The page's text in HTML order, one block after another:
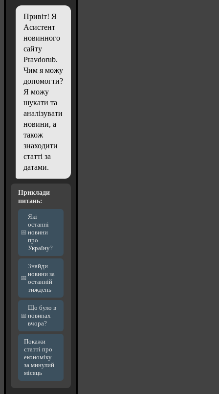
Привіт! Я
Асистент
новинного
сайту
Pravdorub.
Чим я можу
допомогти?
Я можу
шукати та
аналізувати
новини, а
також
знаходити
статті за
датами.
Приклади
питань:
Які
останні
новини
про
Україну?
Знайди
новини за
останній
тиждень
Що було в
новинах
вчора?
Покажи
статті про
економіку
за минулий
місяць